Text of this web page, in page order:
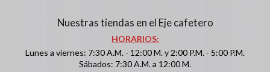
Nuestras tiendas en el Eje cafetero
HORARIOS:
Lunes a viernes: 7:30 A.M. - 12:00 M. y 2:00 P.M. - 5:00 P.M.
Sábados: 7:30 A.M. a 12:00 M.